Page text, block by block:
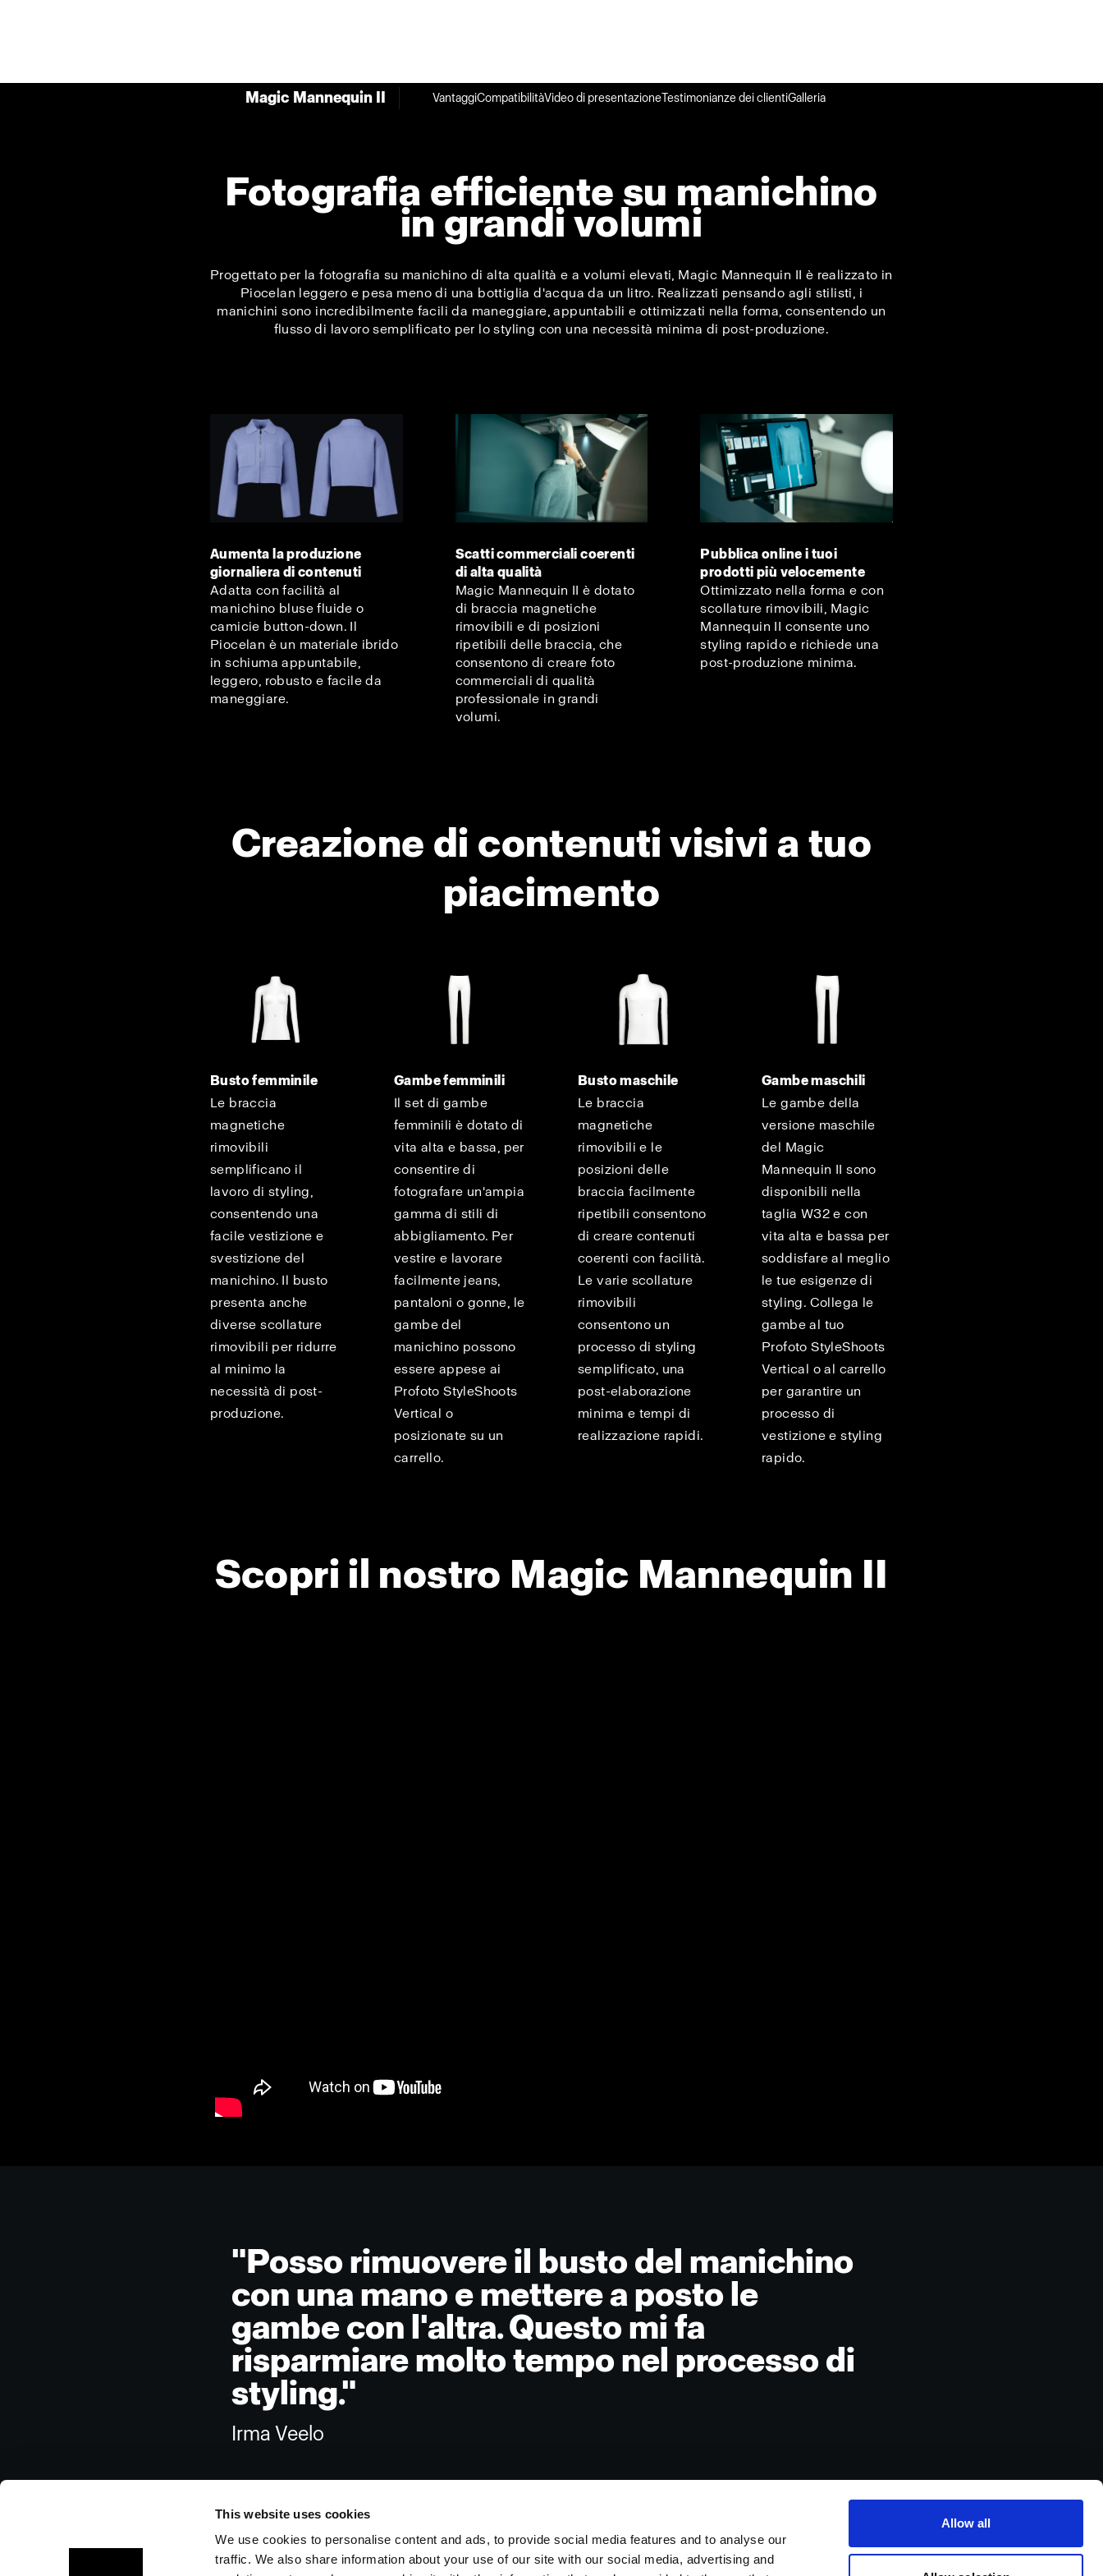
This website uses cookies
We use cookies to personalise content and ads, to provide social media features and to analyse our
traffic. We also share information about your use of our site with our social media, advertising and
Allow all
Magic Mannequin II VantaggiCompatibilitàVideo di presentazioneTestimonianze dei clientiGalleria
Fotografia efficiente su manichino
in grandi volumi
Progettato per la fotografia su manichino di alta qualità e a volumi elevati, Magic Mannequin II è realizzato in
Piocelan leggero e pesa meno di una bottiglia d'acqua da un litro. Realizzati pensando agli stilisti, i
manichini sono incredibilmente facili da maneggiare, appuntabili e ottimizzati nella forma, consentendo un
flusso di lavoro semplificato per lo styling con una necessità minima di post-produzione.
Aumenta la produzione
giornaliera di contenuti
Adatta con facilità al
manichino bluse fluide o
camicie button-down. Il
Piocelan è un materiale ibrido
in schiuma appuntabile,
leggero, robusto e facile da
maneggiare.
Scatti commerciali coerenti
di alta qualità
Magic Mannequin II è dotato
di braccia magnetiche
rimovibili e di posizioni
ripetibili delle braccia, che
consentono di creare foto
commerciali di qualità
professionale in grandi
volumi.
Pubblica online i tuoi
prodotti più velocemente
Ottimizzato nella forma e con
scollature rimovibili, Magic
Mannequin II consente uno
styling rapido e richiede una
post-produzione minima.
Creazione di contenuti visivi a tuo
piacimento
Busto femminile
Le braccia
magnetiche
rimovibili
semplificano il
lavoro di styling,
consentendo una
facile vestizione e
svestizione del
manichino. Il busto
presenta anche
diverse scollature
rimovibili per ridurre
al minimo la
necessità di post-
produzione.
Gambe femminili
Il set di gambe
femminili è dotato di
vita alta e bassa, per
consentire di
fotografare un'ampia
gamma di stili di
abbigliamento. Per
vestire e lavorare
facilmente jeans,
pantaloni o gonne, le
gambe del
manichino possono
essere appese ai
Profoto StyleShoots
Vertical o
posizionate su un
carrello.
Busto maschile
Le braccia
magnetiche
rimovibili e le
posizioni delle
braccia facilmente
ripetibili consentono
di creare contenuti
coerenti con facilità.
Le varie scollature
rimovibili
consentono un
processo di styling
semplificato, una
post-elaborazione
minima e tempi di
realizzazione rapidi.
Gambe maschili
Le gambe della
versione maschile
del Magic
Mannequin II sono
disponibili nella
taglia W32 e con
vita alta e bassa per
soddisfare al meglio
le tue esigenze di
styling. Collega le
gambe al tuo
Profoto StyleShoots
Vertical o al carrello
per garantire un
processo di
vestizione e styling
rapido.
Scopri il nostro Magic Mannequin II
"Posso rimuovere il busto del manichino
con una mano e mettere a posto le
gambe con l'altra. Questo mi fa
risparmiare molto tempo nel processo di
styling."
Irma Veelo